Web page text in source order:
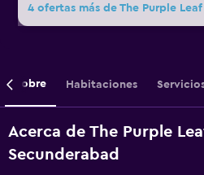
4 ofertas más de The Purple
Sobre Habitaciones
Acerca de The Purple
Secunderabad